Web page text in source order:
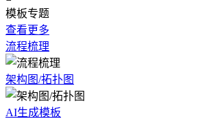
模板专题
查看更多
流程梳理
架构图/拓扑图
AI生成模板